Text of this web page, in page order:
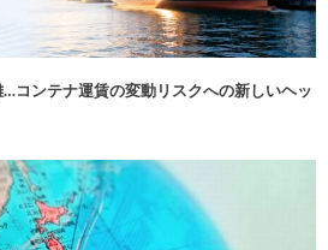
コンテナ運賃の変動リスクへの新しいヘッ